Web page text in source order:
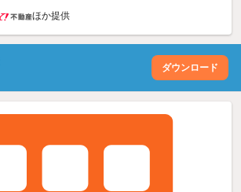
ほか提供
ダウンロード